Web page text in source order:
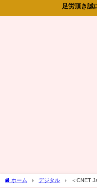
足労頂き誠
ホーム デジタル
＜CNET